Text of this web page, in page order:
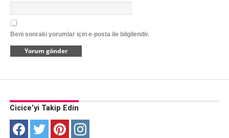
Beni sonraki yorumlar için e-posta ile bilgilendir.
Cicice’yi Takip Edin